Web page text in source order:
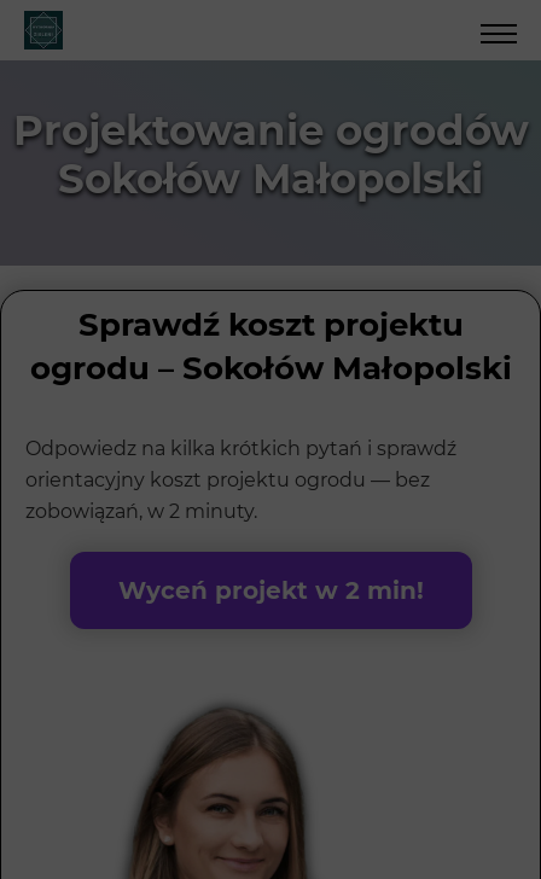
Projektowanie ogrodów
Sokołów Małopolski
Sprawdź koszt projektu
ogrodu – Sokołów Małopolski
Odpowiedz na kilka krótkich pytań i sprawdź
orientacyjny koszt projektu ogrodu — bez
zobowiązań, w 2 minuty.
Wyceń projekt w 2 min!